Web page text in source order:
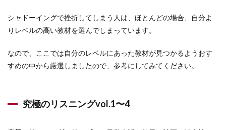
シャドーイングで挫折してしまう人は、ほとんどの場合、自分よ
りレベルの高い教材を選んでしまっています。
なので、ここでは自分のレベルにあった教材が見つかるようおす
すめの中から厳選しましたので、参考にしてみてください。
究極のリスニングvol.1〜4